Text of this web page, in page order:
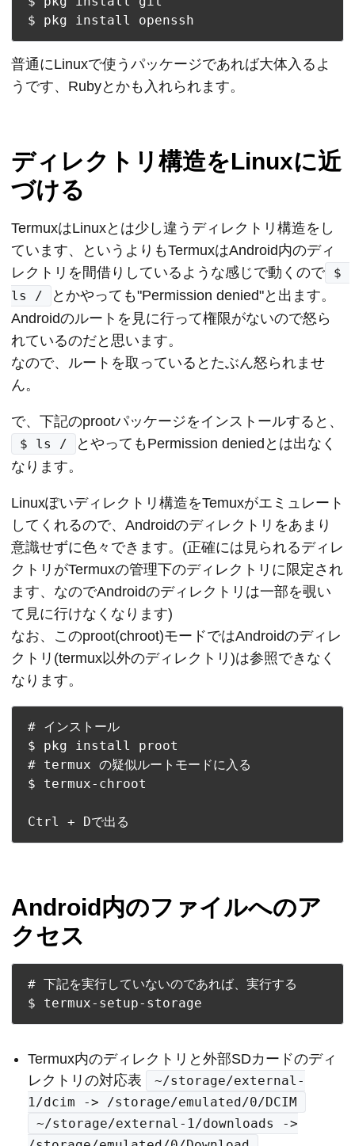
普通にLinuxで使うパッケージであれば大体入るよ
うです、Rubyとかも入れられます。
ディレクトリ構造をLinuxに近
づける
TermuxはLinuxとは少し違うディレクトリ構造をし
ています、というよりもTermuxはAndroid内のディ
レクトリを間借りしているような感じで動くので
$
ls /
とかやっても"Permission denied"と出ます。
Androidのルートを見に行って権限がないので怒ら
れているのだと思います。
なので、ルートを取っているとたぶん怒られませ
ん。
で、下記のprootパッケージをインストールすると、
$ ls /
とやってもPermission deniedとは出なく
なります。
Linuxぽいディレクトリ構造をTemuxがエミュレート
してくれるので、Androidのディレクトリをあまり
意識せずに色々できます。(正確には見られるディレ
クトリがTermuxの管理下のディレクトリに限定され
ます、なのでAndroidのディレクトリは一部を覗い
て見に行けなくなります)
なお、このproot(chroot)モードではAndroidのディレ
クトリ(termux以外のディレクトリ)は参照できなく
なります。
# インストール
$ pkg install proot
# termux の疑似ルートモードに入る
$ termux-chroot
Android内のファイルへのア
クセス
# 下記を実行していないのであれば、実行する
Termux内のディレクトリと外部SDカードのディ
レクトリの対応表
~/storage/external-
1/dcim -> /storage/emulated/0/DCIM
~/storage/external-1/downloads ->